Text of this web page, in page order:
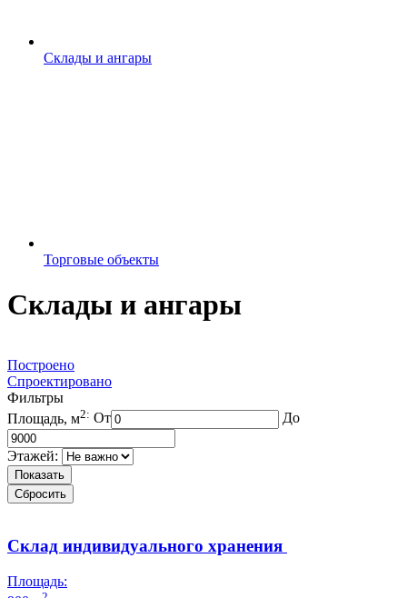
Склады и ангары
Торговые объекты
Склады и ангары
Построено
Спроектировано
Фильтры
Площадь, м2: От До
Этажей:
Показать
Сбросить
Склад индивидуального хранения
Площадь: